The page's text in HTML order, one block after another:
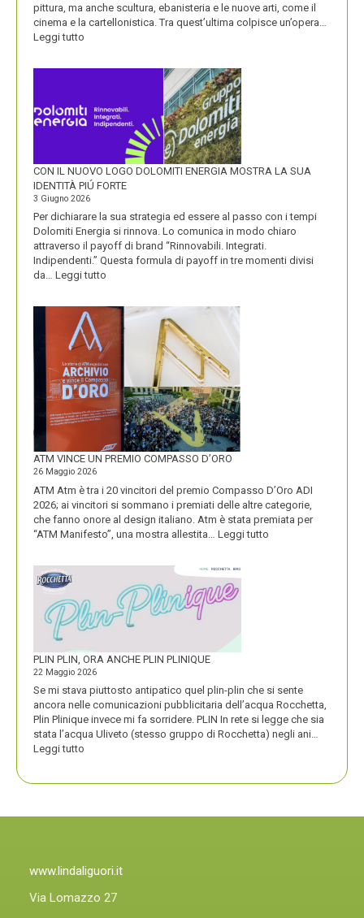
pittura, ma anche scultura, ebanisteria e le nuove arti, come il
cinema e la cartellonistica. Tra quest’ultima colpisce un’opera…
Leggi tutto
CON IL NUOVO LOGO DOLOMITI ENERGIA MOSTRA LA SUA
IDENTITÀ PIÚ FORTE
3 Giugno 2026
Per dichiarare la sua strategia ed essere al passo con i tempi
Dolomiti Energia si rinnova. Lo comunica in modo chiaro
attraverso il payoff di brand “Rinnovabili. Integrati.
Indipendenti.” Questa formula di payoff in tre momenti divisi
da… Leggi tutto
IL
NUOVO
LOGO
DOLOMITI
ENERGIA
MOSTRA
LA
SUA
IDENTITÀ
FORTE
ATM VINCE UN PREMIO COMPASSO D’ORO
26 Maggio 2026
ATM Atm è tra i 20 vincitori del premio Compasso D’Oro ADI
2026; ai vincitori si sommano i premiati delle altre categorie,
che fanno onore al design italiano. Atm è stata premiata per
“ATM Manifesto”, una mostra allestita… Leggi tutto
PLIN PLIN, ORA ANCHE PLIN PLINIQUE
22 Maggio 2026
Se mi stava piuttosto antipatico quel plin-plin che si sente
ancora nelle comunicazioni pubblicitaria dell’acqua Rocchetta,
Plin Plinique invece mi fa sorridere. PLIN In rete si legge che sia
stata l’acqua Uliveto (stesso gruppo di Rocchetta) negli ani…
Leggi tutto
www.lindaliguori.it
Via Lomazzo 27